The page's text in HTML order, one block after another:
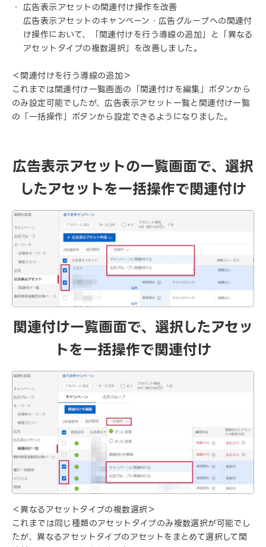
広告表示アセットの関連付け操作を改善
広告表示アセットのキャンペーン・広告グループへの関連付
け操作において、「関連付けを行う導線の追加」と「異なる
アセットタイプの複数選択」を改善しました。
＜関連付けを行う導線の追加＞
これまでは関連付け一覧画面の「関連付けを編集」ボタンから
のみ設定可能でしたが、広告表示アセット一覧と関連付け一覧
の「一括操作」ボタンから設定できるようになりました。
広告表示アセットの一覧画面で、選択
したアセットを一括操作で関連付け
関連付け一覧画面で、選択したアセッ
トを一括操作で関連付け
＜異なるアセットタイプの複数選択＞
これまでは同じ種類のアセットタイプのみ複数選択が可能でし
たが、異なるアセットタイプのアセットをまとめて選択して関